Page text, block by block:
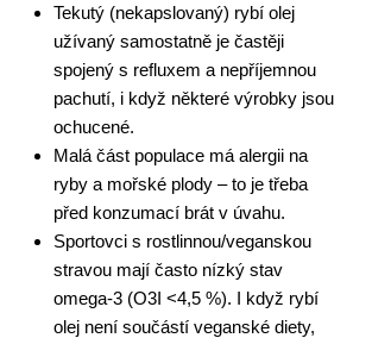
Tekutý (nekapslovaný) rybí olej
užívaný samostatně je častěji
spojený s refluxem a nepříjemnou
pachutí, i když některé výrobky jsou
ochucené.
Malá část populace má alergii na
ryby a mořské plody – to je třeba
před konzumací brát v úvahu.
Sportovci s rostlinnou/veganskou
stravou mají často nízký stav
omega-3 (O3I <4,5 %). I když rybí
olej není součástí veganské diety,